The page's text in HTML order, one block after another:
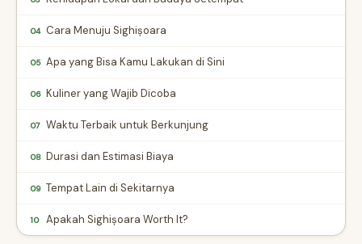
04 Cara Menuju Sighișoara
05 Apa yang Bisa Kamu Lakukan di Sini
06 Kuliner yang Wajib Dicoba
07 Waktu Terbaik untuk Berkunjung
08 Durasi dan Estimasi Biaya
09 Tempat Lain di Sekitarnya
10 Apakah Sighișoara Worth It?